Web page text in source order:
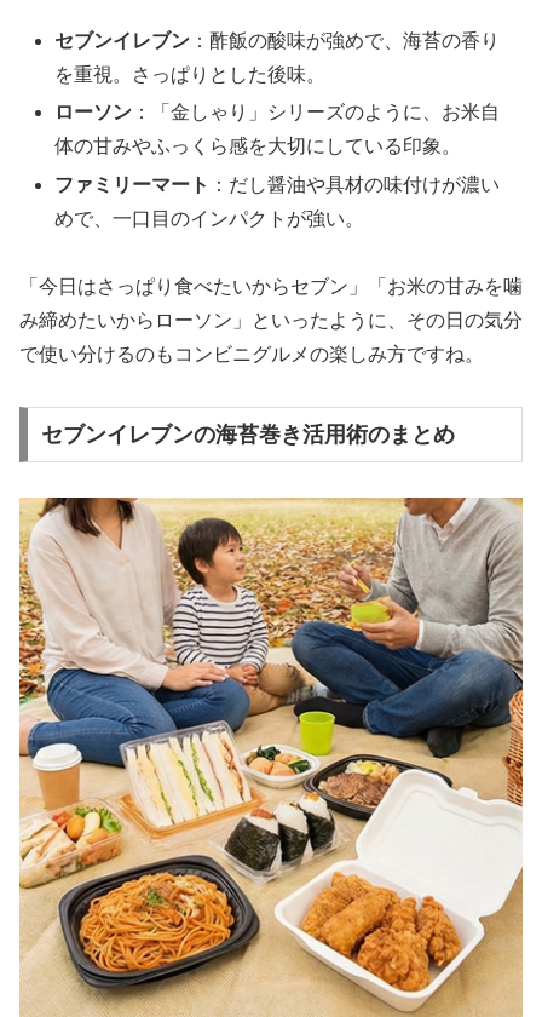
セブンイレブン ：酢飯の酸味が強めで、海苔の香り
を重視。さっぱりとした後味。
ローソン ：「金しゃり」シリーズのように、お米自
体の甘みやふっくら感を大切にしている印象。
ファミリーマート ：だし醤油や具材の味付けが濃い
めで、一口目のインパクトが強い。
「今日はさっぱり食べたいからセブン」「お米の甘みを噛
み締めたいからローソン」といったように、その日の気分
で使い分けるのもコンビニグルメの楽しみ方ですね。
セブンイレブンの海苔巻き活用術のまとめ